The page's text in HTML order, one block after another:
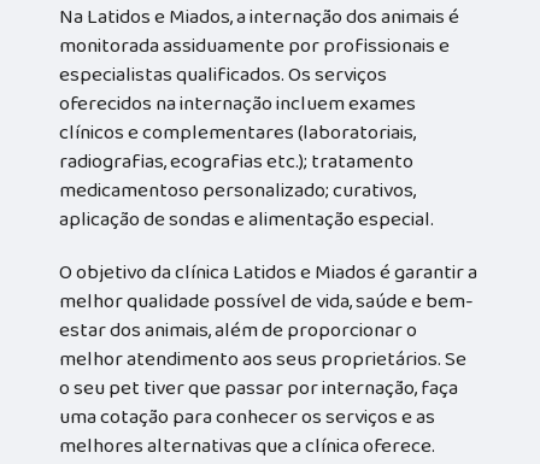
Na Latidos e Miados, a internação dos animais é
monitorada assiduamente por profissionais e
especialistas qualificados. Os serviços
oferecidos na internação incluem exames
clínicos e complementares (laboratoriais,
radiografias, ecografias etc.); tratamento
medicamentoso personalizado; curativos,
aplicação de sondas e alimentação especial.
O objetivo da clínica Latidos e Miados é garantir a
melhor qualidade possível de vida, saúde e bem-
estar dos animais, além de proporcionar o
melhor atendimento aos seus proprietários. Se
o seu pet tiver que passar por internação, faça
uma cotação para conhecer os serviços e as
melhores alternativas que a clínica oferece.